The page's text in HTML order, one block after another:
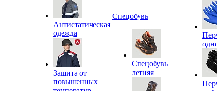
Антистатическая
одежда
Защита от
повышенных
Спецобувь
Спецобувь
летняя